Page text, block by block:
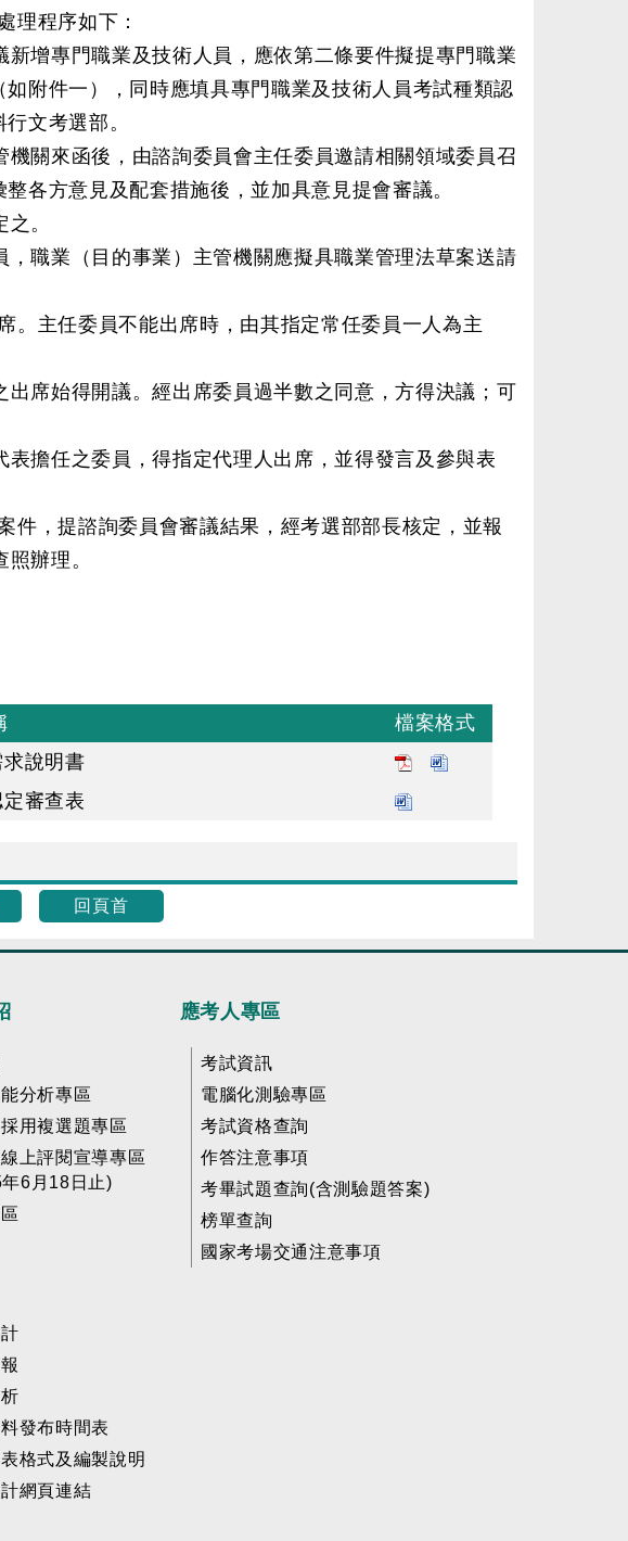
程序如下：
增專門職業及技術人員，應依第二條要件擬提專門職業
附件一），同時應填具專門職業及技術人員考試種類認
文考選部。
關來函後，由諮詢委員會主任委員邀請相關領域委員召
各方意見及配套措施後，並加具意見提會審議。
。
，職業（目的事業）主管機關應擬具職業管理法草案送請
主任委員不能出席時，由其指定常任委員一人為主
席始得開議。經出席委員過半數之同意，方得決議；可
擔任之委員，得指定代理人出席，並得發言及參與表
提諮詢委員會審議結果，經考選部部長核定，並報
辦理。
檔案格式
說明書
審查表
回頁首
分析專區
用複選題專區
上評閱宣導專區
6月18日止)
應考人專區
考試資訊
電腦化測驗專區
考試資格查詢
作答注意事項
考畢試題查詢(含測驗題答案)
榜單查詢
國家考場交通注意事項
發布時間表
格式及編製說明
網頁連結